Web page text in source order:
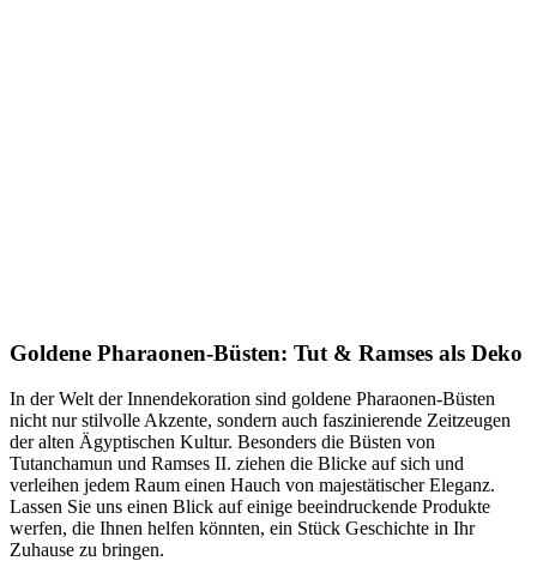
Goldene Pharaonen-Büsten: Tut & Ramses als Deko
In der Welt der Innendekoration sind goldene Pharaonen-Büsten
nicht nur stilvolle Akzente, sondern auch faszinierende Zeitzeugen
der alten Ägyptischen Kultur. Besonders die Büsten von
Tutanchamun und Ramses II. ziehen die Blicke auf sich und
verleihen jedem Raum einen Hauch von majestätischer Eleganz.
Lassen Sie uns einen Blick auf einige beeindruckende Produkte
werfen, die Ihnen helfen könnten, ein Stück Geschichte in Ihr
Zuhause zu bringen.